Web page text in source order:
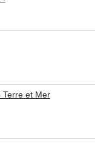
Terre et Mer